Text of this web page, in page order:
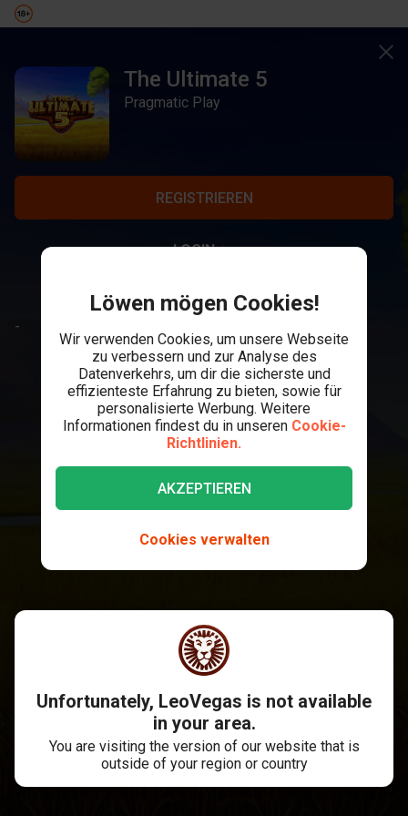
The Ultimate 5
Pragmatic Play
REGISTRIEREN
LOGIN
-
Löwen mögen Cookies!
Wir verwenden Cookies, um unsere Webseite
zu verbessern und zur Analyse des
Datenverkehrs, um dir die sicherste und
effizienteste Erfahrung zu bieten, sowie für
personalisierte Werbung. Weitere
Informationen findest du in unseren Cookie-
Richtlinien.
AKZEPTIEREN
Cookies verwalten
Unfortunately, LeoVegas is not available
in your area.
You are visiting the version of our website that is
outside of your region or country